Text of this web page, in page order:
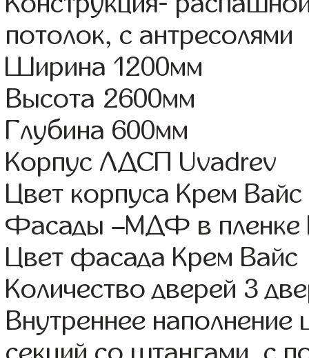
потолок, с антресолями
Ширина 1200мм
Высота 2600мм
Глубина 600мм
Корпус ЛДСП Uvadrev
Цвет корпуса Крем Вайс
Фасады –МДФ в пленке
Цвет фасада Крем Вайс
Количество дверей 3
Внутреннее